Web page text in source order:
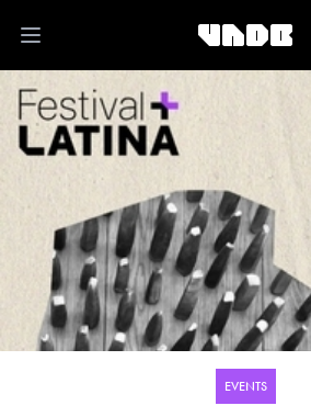
Open main menu
EVENTS